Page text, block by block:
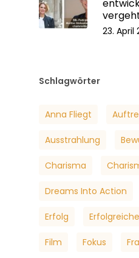
23. April
Schlagwörter
Anna Fliegt
Ausstrahlung
Charisma
Dreams Into Action
Erfolg
Film Fokus